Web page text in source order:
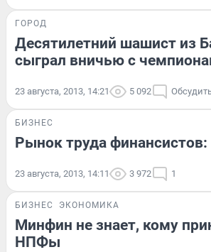
ГОРОД
Десятилетний шашист из
сыграл вничью с
23 августа, 2013, 14:21 5 092
БИЗНЕС
Рынок труда финансистов:
23 августа, 2013, 14:11 3 972 1
БИЗНЕС ЭКОНОМИКА
Минфин не знает, кому
НПФы